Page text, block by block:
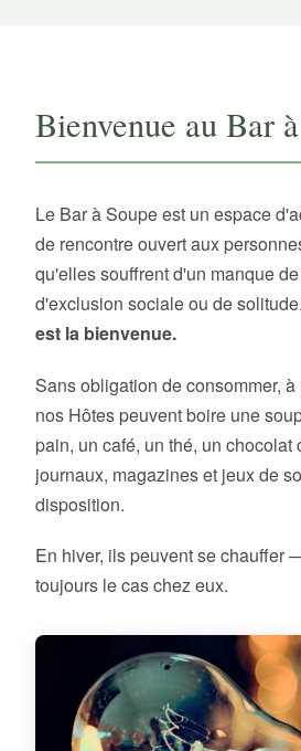
Bienvenue au Bar
Le Bar à Soupe est un espace
de rencontre ouvert aux
qu'elles souffrent d'un manque
d'exclusion sociale ou de solitude.
est la bienvenue.
Sans obligation de consommer,
nos Hôtes peuvent boire une
pain, un café, un thé, un chocolat
journaux, magazines et jeux de
disposition.
En hiver, ils peuvent se chauffer
toujours le cas chez eux.